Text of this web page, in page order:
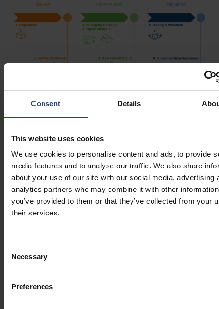
Consent Details
This website uses cookies
We use cookies to personalise content and ads, to provide
media features and to analyse our traffic. We also share
about your use of our site with our social media, advertising
analytics partners who may combine it with other
you’ve provided to them or that they’ve collected from your
their services.
Selection
Necessary
Preferences
Sæt viden om emballage i praksis
for konkrete metoder til at reducere omkostningerne, forbedre
lovgivningen.
I takt med at presset på forsyningskæden øges, kan emballage
ikke længere betragtes som et sekundært anliggende. En
struktureret gennemgang af emballagen er ofte det første skridt
ydeevne og udarbejde en emballagestrategi, der kan tilpasses i